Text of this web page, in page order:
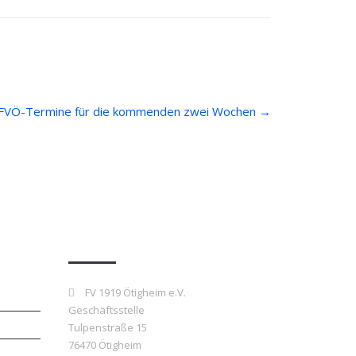
Termine für die kommenden zwei Wochen →
FV 1919 Ötigheim e.V.
Geschäftsstelle
Tulpenstraße 15
76470 Ötigheim